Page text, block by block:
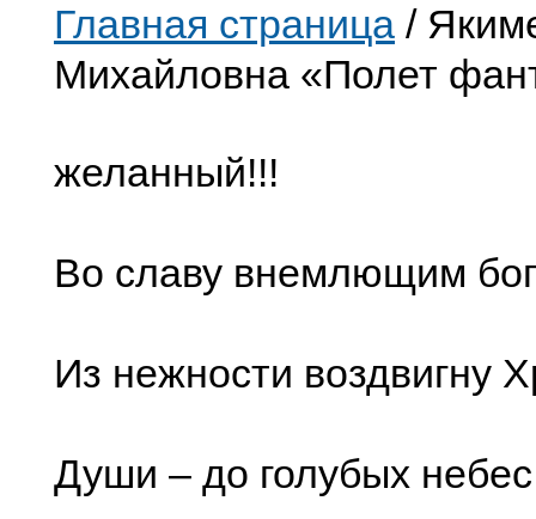
Главная страница /
Михайловна «Полет
желанный!!!
Во славу внемлющим
Из нежности воздвигну
Души – до голубых